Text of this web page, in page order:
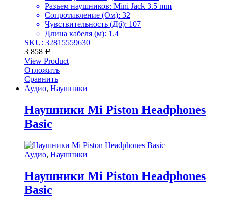
Разъем наушников: Mini Jack 3.5 mm
Сопротивление (Ом): 32
Чувствительность (Дб): 107
Длина кабеля (м): 1.4
SKU: 32815559630
3 858 Р
View Product
Отложить
Сравнить
Аудио, Наушники
Наушники Mi Piston Headphones
Basic
Аудио, Наушники
Наушники Mi Piston Headphones
Basic